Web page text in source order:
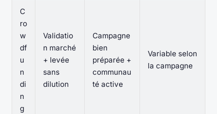
C
ro
w
df
u
n
di
n
g
Validatio
n marché
+ levée
sans
dilution
Campagne
bien
préparée +
communau
té active
Variable selon
la campagne